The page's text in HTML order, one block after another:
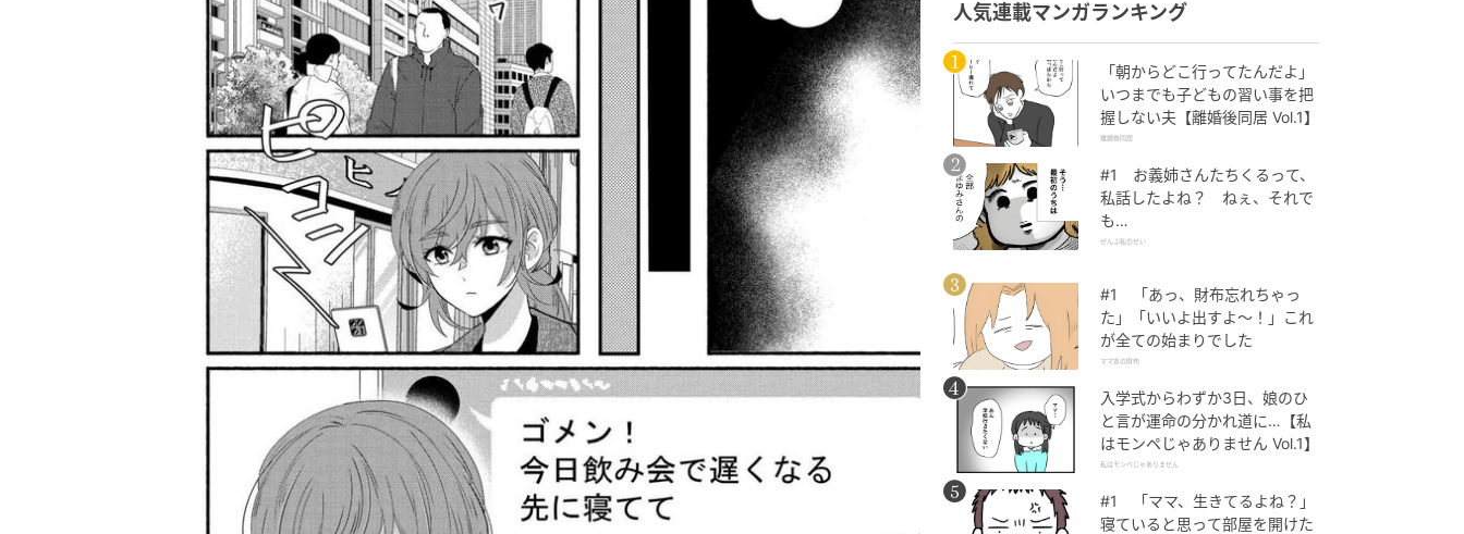
人気連載マンガランキング
「朝からどこ行ってたんだよ」
いつまでも子どもの習い事を把
握しない夫【離婚後同居 Vol.1】
離婚後同居
#1 お義姉さんたちくるって、
私話したよね？ ねぇ、それで
も…
ぜんぶ私のせい
#1 「あっ、財布忘れちゃっ
た」「いいよ出すよ〜！」これ
が全ての始まりでした
ママ友の財布
入学式からわずか3日、娘のひ
と言が運命の分かれ道に…【私
はモンペじゃありません Vol.1】
私はモンペじゃありません
#1 「ママ、生きてるよね？」
寝ていると思って部屋を開けた